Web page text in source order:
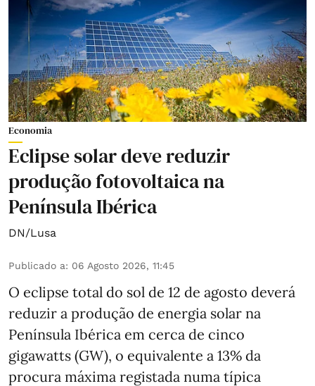
Economia
Eclipse solar deve reduzir
produção fotovoltaica na
Península Ibérica
DN/Lusa
Publicado a: 06 Agosto 2026, 11:45
O eclipse total do sol de 12 de agosto deverá
reduzir a produção de energia solar na
Península Ibérica em cerca de cinco
gigawatts (GW), o equivalente a 13% da
procura máxima registada numa típica